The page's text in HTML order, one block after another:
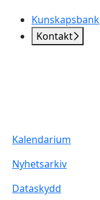
Kunskapsbank
Kontakt
Kalendarium
Nyhetsarkiv
Dataskydd